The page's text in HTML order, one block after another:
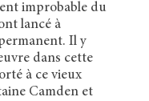
improbable du
lancé à
Il y
dans cette
à ce vieux
Camden et